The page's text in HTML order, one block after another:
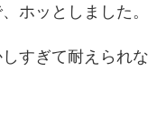
ホッとしました。
すぎて耐えられな